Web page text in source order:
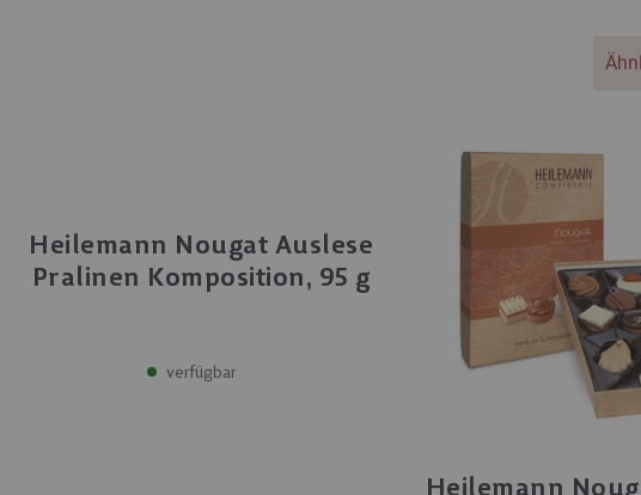
Heilemann Nougat Auslese
Pralinen Komposition, 95 g
verfügbar
Heilemann